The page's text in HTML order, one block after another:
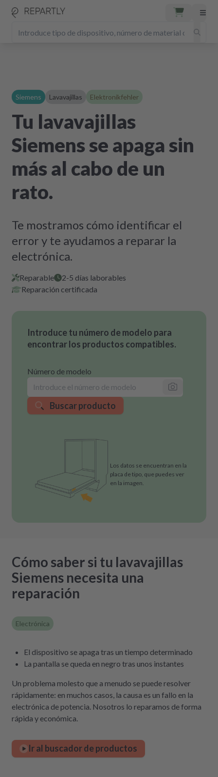
Siemens Lavavajillas Elektronikfehler
Tu lavavajillas
Siemens se apaga sin
más al cabo de un
rato.
Te mostramos cómo identificar el
error y te ayudamos a reparar la
electrónica.
Reparable
2-5 días laborables
Reparación certificada
Introduce tu número de modelo para
encontrar los productos compatibles.
Número de modelo
Buscar producto
Los datos se encuentran en la
placa de tipo, que puedes ver
en la imagen.
Cómo saber si tu lavavajillas
Siemens necesita una
reparación
Electrónica
El dispositivo se apaga tras un tiempo determinado
La pantalla se queda en negro tras unos instantes
Un problema molesto que a menudo se puede resolver
rápidamente: en muchos casos, la causa es un fallo en la
electrónica de potencia. Nosotros lo reparamos de forma
rápida y económica.
Ir al buscador de productos